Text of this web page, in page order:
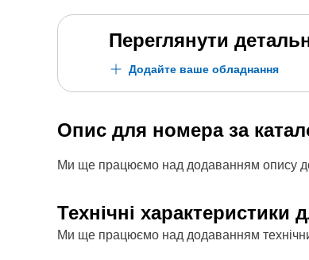
Переглянути
Додайте ваше обладнання
Опис для номера за
Ми ще працюємо над додаванням опису до
Технічні характеристики
Ми ще працюємо над додаванням